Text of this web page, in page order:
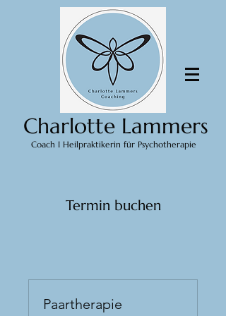
Charlotte Lammers
Coach I Heilpraktikerin für Psychotherapie
Termin buchen
Paartherapie